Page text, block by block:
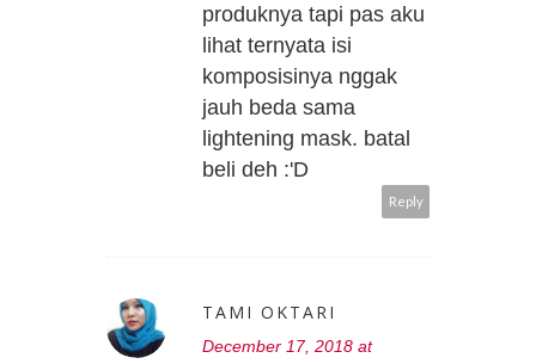
produknya tapi pas aku
lihat ternyata isi
komposisinya nggak
jauh beda sama
lightening mask. batal
beli deh :'D
Reply
TAMI OKTARI
December 17, 2018 at